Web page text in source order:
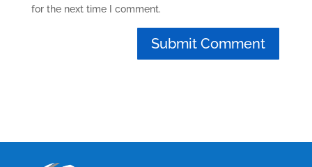
for the next time I comment.